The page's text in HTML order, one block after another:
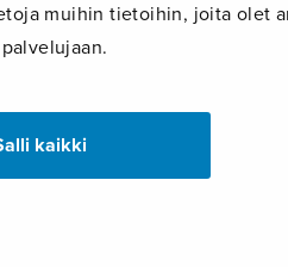
muihin tietoihin, joita olet
kaikki